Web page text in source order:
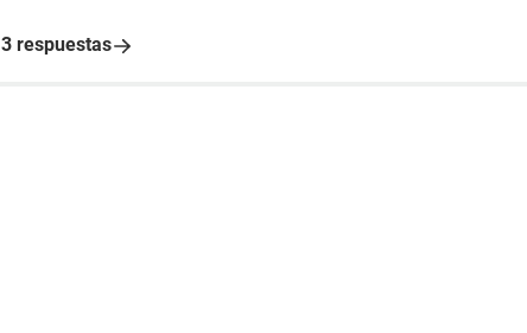
3 respuestas